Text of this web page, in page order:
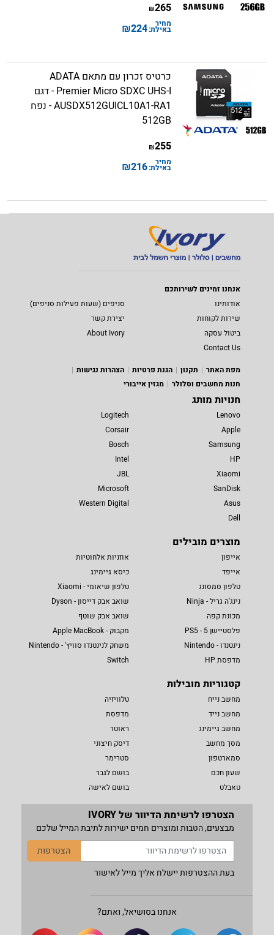
265
₪
מחיר
באילת:224
₪
כרטיס זכרון עם מתאם ADATA
Premier Micro SDXC UHS-I - דגם
AUSDX512GUICL10A1-RA1 - נפח
512GB
255
₪
מחיר
באילת:216
₪
אנחנו זמינים לשירותכם
אודותינו
סניפים (שעות פעילות סניפים)
שירות לקוחות
יצירת קשר
ביטול עסקה
About Ivory
Contact Us
מפת האתר
תקנון הגנת פרטיות
הצהרות נגישות
חנות מחשבים וסלולר
מגזין אייבורי
חנויות מותג
Lenovo
Apple
Samsung
HP
Xiaomi
SanDisk
Asus
Dell
Logitech
Corsair
Bosch
Intel
JBL
Microsoft
Western Digital
מוצרים מובילים
אייפון
אייפד
טלפון סמסונג
נינג'ה גריל - Ninja
מכונת קפה
פלסטיישן 5 - PS5
נינטנדו - Nintendo
מדפסת HP
אוזניות אלחוטיות
כיסא גיימינג
טלפון שיאומי - Xiaomi
שואב אבק דייסון - Dyson
שואב אבק שוטף
מקבוק - Apple MacBook
משחק לנינטנדו סוויץ' - Nintendo
Switch
קטגוריות מובילות
מחשב נייח
מחשב נייד
מחשב גיימינג
מסך מחשב
סמארטפון
שעון חכם
טאבלט
טלוויזיה
מדפסת
ראוטר
דיסק חיצוני
סטרימר
בושם לגבר
בושם לאישה
הצטרפו לרשימת הדיוור של IVORY
מבצעים, הטבות ומוצרים חמים ישירות לתיבת המייל שלכם
הצטרפות
בעת ההצטרפות יישלח אליך מייל לאישור
אנחנו בסושיאל, ואתם?